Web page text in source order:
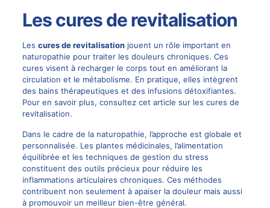
Les cures de revitalisation
Les cures de revitalisationjouent un rôle important en
naturopathie pour traiter les douleurs chroniques. Ces
cures visent à recharger le corps tout en améliorant la
circulation et le métabolisme. En pratique, elles intègrent
des bains thérapeutiques et des infusions détoxifiantes.
Pour en savoir plus, consultez cet article sur les cures de
revitalisation.
Dans le cadre de la naturopathie, l’approche est globale et
personnalisée. Les plantes médicinales, l’alimentation
équilibrée et les techniques de gestion du stress
constituent des outils précieux pour réduire les
inflammations articulaires chroniques. Ces méthodes
contribuent non seulement à apaiser la douleur mais aussi
à promouvoir un meilleur bien-être général.